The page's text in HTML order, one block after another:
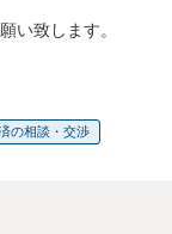
い致します。
の相談・交渉